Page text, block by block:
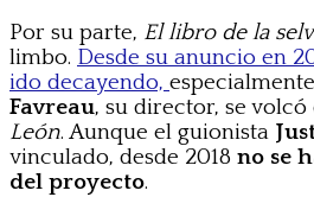
Por su parte, El libro de la
limbo. Desde su anuncio en
ido decayendo,
Favreau, su director, se
León. Aunque el guionista
vinculado, desde 2018 no se
del proyecto.